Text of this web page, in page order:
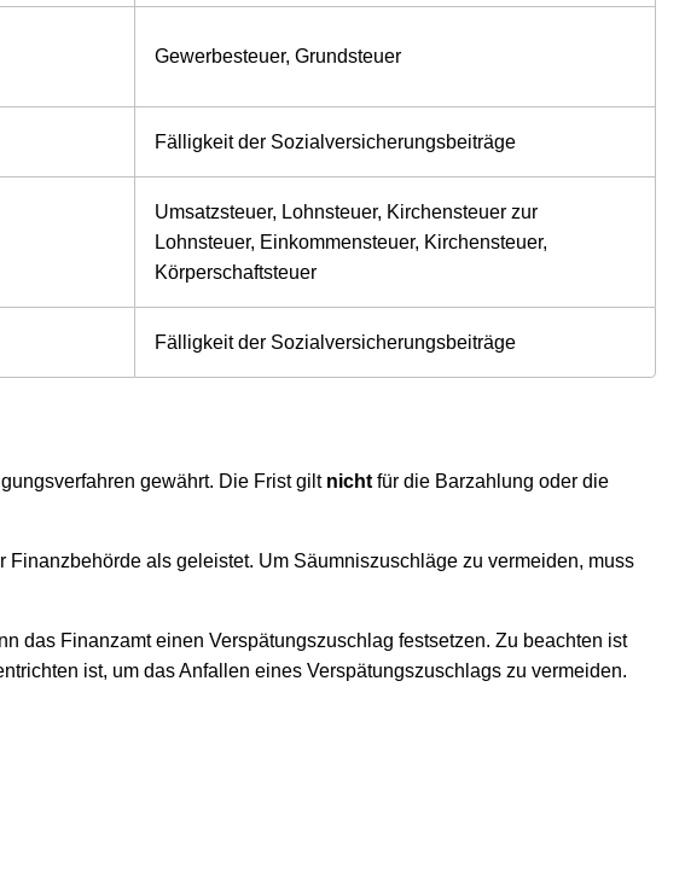
Gewerbesteuer, Grundsteuer
Fälligkeit der Sozialversicherungsbeiträge
Umsatzsteuer, Lohnsteuer, Kirchensteuer zur
Lohnsteuer, Einkommensteuer, Kirchensteuer,
Körperschaftsteuer
Fälligkeit der Sozialversicherungsbeiträge
gewährt. Die Frist gilt nicht für die Barzahlung oder die
als geleistet. Um Säumniszuschläge zu vermeiden, muss
das Finanzamt einen Verspätungszuschlag festsetzen. Zu beachten ist
ist, um das Anfallen eines Verspätungszuschlags zu vermeiden.